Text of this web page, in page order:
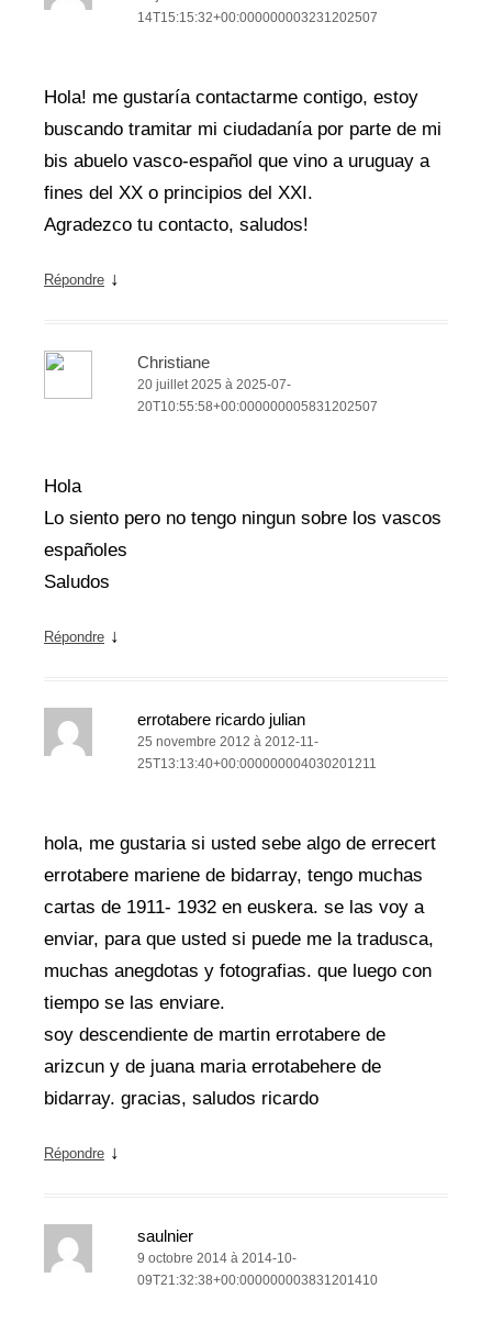
14T15:15:32+00:000000003231202507
Hola! me gustaría contactarme contigo, estoy
buscando tramitar mi ciudadanía por parte de mi
bis abuelo vasco-español que vino a uruguay a
fines del XX o principios del XXI.
Agradezco tu contacto, saludos!
Répondre ↓
Christiane
20 juillet 2025 à 2025-07-
20T10:55:58+00:000000005831202507
Hola
Lo siento pero no tengo ningun sobre los vascos
españoles
Saludos
Répondre ↓
errotabere ricardo julian
25 novembre 2012 à 2012-11-
25T13:13:40+00:000000004030201211
hola, me gustaria si usted sebe algo de errecert
errotabere mariene de bidarray, tengo muchas
cartas de 1911- 1932 en euskera. se las voy a
enviar, para que usted si puede me la tradusca,
muchas anegdotas y fotografias. que luego con
tiempo se las enviare.
soy descendiente de martin errotabere de
arizcun y de juana maria errotabehere de
bidarray. gracias, saludos ricardo
Répondre ↓
saulnier
9 octobre 2014 à 2014-10-
09T21:32:38+00:000000003831201410